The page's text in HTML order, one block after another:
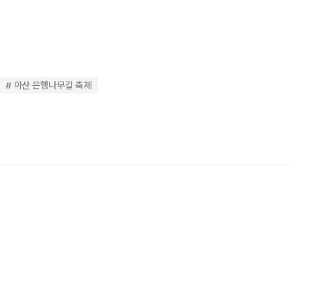
아산 은행나무길 축제